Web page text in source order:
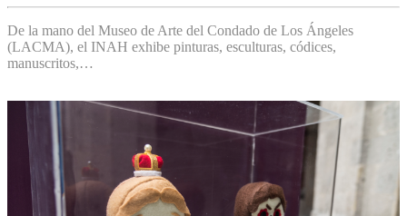
De la mano del Museo de Arte del Condado de Los Ángeles
(LACMA), el INAH exhibe pinturas, esculturas, códices,
manuscritos,…